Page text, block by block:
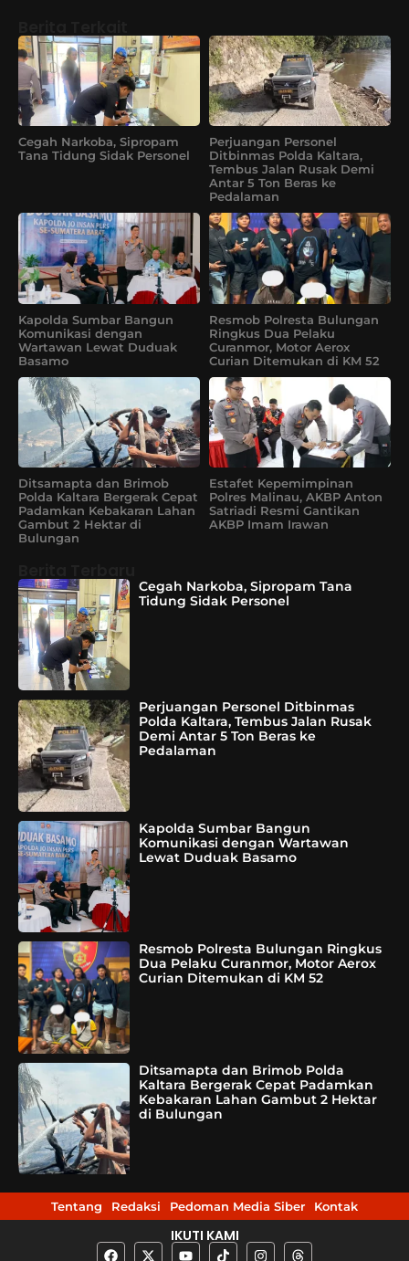
Cegah Narkoba, Sipropam
Tana Tidung Sidak Personel
Perjuangan Personel
Ditbinmas Polda Kaltara,
Tembus Jalan Rusak Demi
Antar 5 Ton Beras ke
Pedalaman
Kapolda Sumbar Bangun
Komunikasi dengan
Wartawan Lewat Duduak
Basamo
Resmob Polresta Bulungan
Ringkus Dua Pelaku
Curanmor, Motor Aerox
Curian Ditemukan di KM 52
Ditsamapta dan Brimob
Polda Kaltara Bergerak Cepat
Padamkan Kebakaran Lahan
Gambut 2 Hektar di
Bulungan
Estafet Kepemimpinan
Polres Malinau, AKBP Anton
Satriadi Resmi Gantikan
AKBP Imam Irawan
Cegah Narkoba, Sipropam Tana
Tidung Sidak Personel
Perjuangan Personel Ditbinmas
Polda Kaltara, Tembus Jalan Rusak
Demi Antar 5 Ton Beras ke
Pedalaman
Kapolda Sumbar Bangun
Komunikasi dengan Wartawan
Lewat Duduak Basamo
Resmob Polresta Bulungan Ringkus
Dua Pelaku Curanmor, Motor Aerox
Curian Ditemukan di KM 52
Ditsamapta dan Brimob Polda
Kaltara Bergerak Cepat Padamkan
Kebakaran Lahan Gambut 2 Hektar
di Bulungan
Tentang Redaksi Pedoman Media Siber Kontak
IKUTI KAMI